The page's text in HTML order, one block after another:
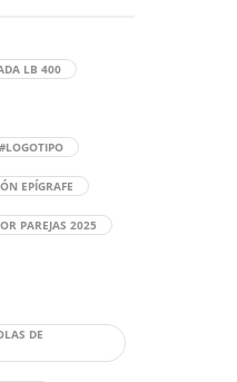
LB 400
#LOGOTIPO
EPÍGRAFE
PAREJAS 2025
DE